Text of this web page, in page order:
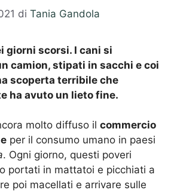
di Tania Gandola
giorni scorsi. I cani si
camion, stipati in sacchi e coi
scoperta terribile che
ha avuto un lieto fine.
molto diffuso il commercio
per il consumo umano in paesi
. Ogni giorno, questi poveri
portati in mattatoi e picchiati a
poi macellati e arrivare sulle